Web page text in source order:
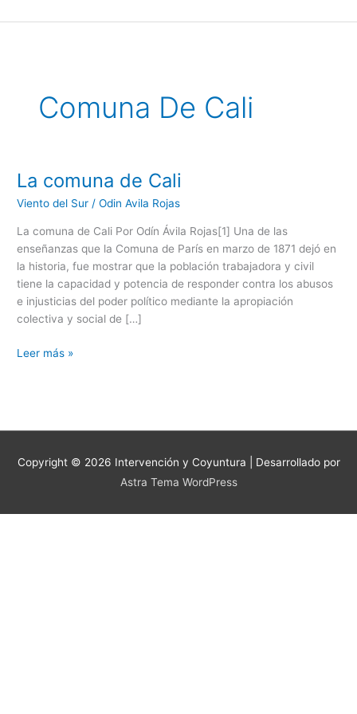
al
Comuna De Cali
La comuna de Cali
Viento del Sur /Odin Avila Rojas
La comuna de Cali Por Odín Ávila Rojas[1] Una de las
enseñanzas que la Comuna de París en marzo de 1871 dejó en
la historia, fue mostrar que la población trabajadora y civil
tiene la capacidad y potencia de responder contra los abusos
e injusticias del poder político mediante la apropiación
colectiva y social de […]
La
Cali
Leer más »
Copyright © 2026 Intervención y Coyuntura | Desarrollado por
Astra Tema WordPress